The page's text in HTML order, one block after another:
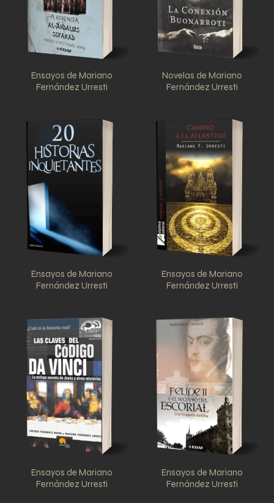
Ensayos de Mariano
Fernández Urresti
Novelas de Mariano
Fernández Urresti
Ensayos de Mariano
Fernández Urresti
Ensayos de Mariano
Fernández Urresti
Ensayos de Mariano
Fernández Urresti
Ensayos de Mariano
Fernández Urresti